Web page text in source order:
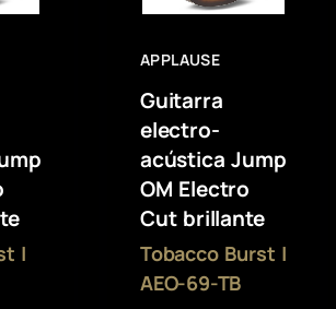
|
APPLAUSE
Guitarra
electro-
acústica Jump
OM Electro
Cut brillante
Tobacco Burst |
AEO-69-TB